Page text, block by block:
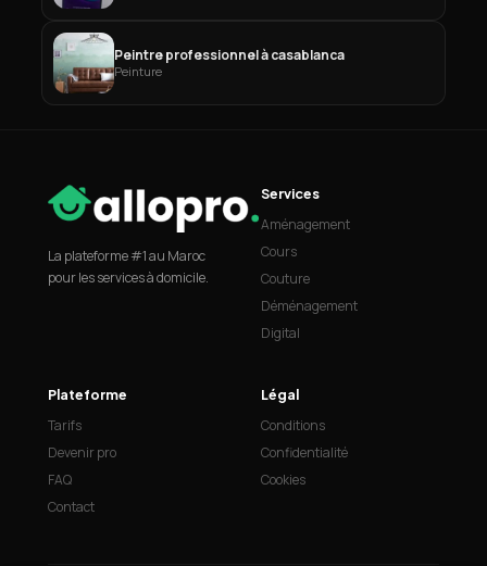
Peintre professionnel à casablanca
Peinture
La plateforme #1 au Maroc
pour les services à domicile.
Services
Aménagement
Cours
Couture
Déménagement
Digital
Plateforme
Tarifs
Devenir pro
FAQ
Contact
Légal
Conditions
Confidentialité
Cookies